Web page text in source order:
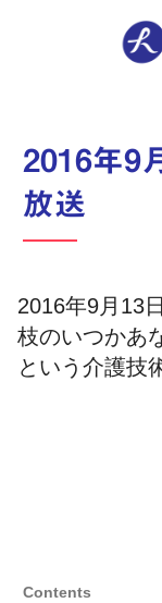
2016年9
放送
2016年9月13
枝のいつかあ
という介護技
Contents